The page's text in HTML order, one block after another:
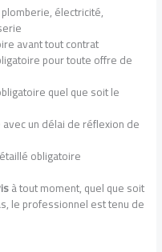
électricité,
avant tout contrat
pour toute offre de
quel que soit le
un délai de réflexion de
obligatoire
à tout moment, quel que soit
le professionnel est tenu de